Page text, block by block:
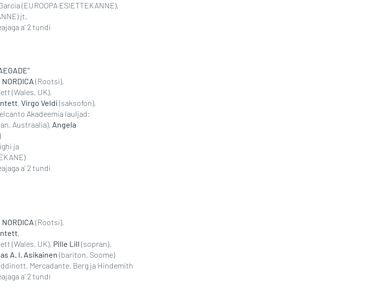
(EUROOPA ESIETTEKANNE),
jt.
a' 2 tundi
(Rootsi),
(Wales, UK),
, Virgo Veldi (saksofon),
Akadeemia lauljad:
Austraalia), Angela
ja
a' 2 tundi
(Rootsi),
,
(Wales, UK), Pille Lill (sopran),
A. I. Asikainen (bariton, Soome)
Mercadante, Berg ja Hindemith
a' 2 tundi